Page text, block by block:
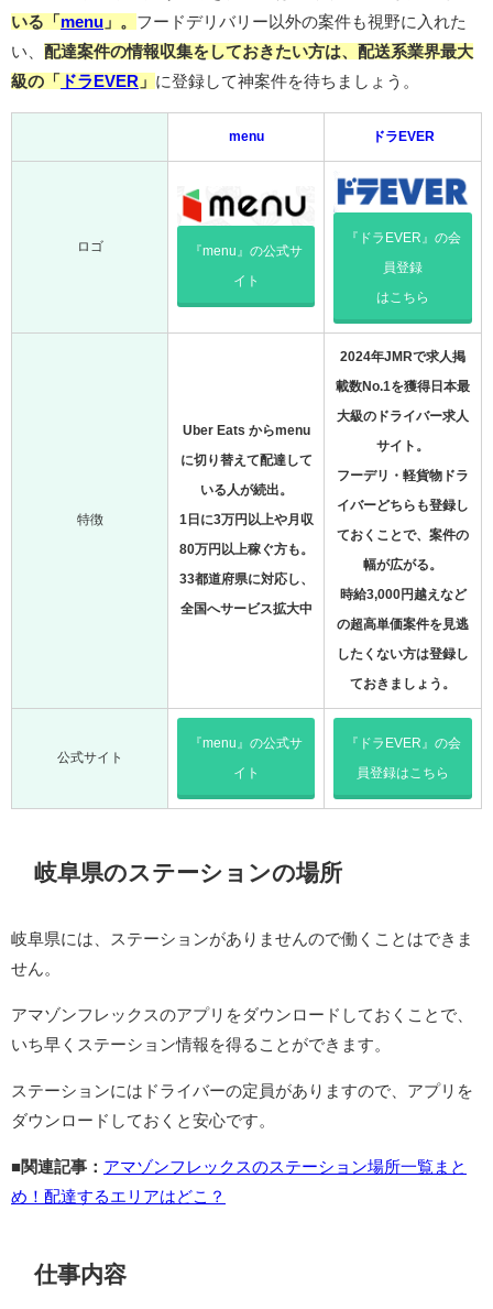
いる「 menu 」。 フードデリバリー以外の案件も視野に入れた
い、 配達案件の情報収集をしておきたい方は、配送系業界最大
級の「
ドラEVER 」 に登録して神案件を待ちましょう。
menu ドラEVER
ロゴ 『menu』の公式サ
イト
『ドラEVER』の会
員登録
はこちら
特徴
Uber Eats からmenu
に切り替えて配達して
いる人が続出。
1日に3万円以上や月収
80万円以上稼ぐ方も。
33都道府県に対応し、
全国へサービス拡大中
2024年JMRで求人掲
載数No.1を獲得日本最
大級のドライバー求人
サイト。
フーデリ・軽貨物ドラ
イバーどちらも登録し
ておくことで、案件の
幅が広がる。
時給3,000円越えなど
の超高単価案件を見逃
したくない方は登録し
ておきましょう。
公式サイト
『menu』の公式サ
イト
『ドラEVER』の会
員登録はこちら
岐阜県のステーションの場所
岐阜県には、ステーションがありませんので働くことはできま
せん。
アマゾンフレックスのアプリをダウンロードしておくことで、
いち早くステーション情報を得ることができます。
ステーションにはドライバーの定員がありますので、アプリを
ダウンロードしておくと安心です。
■関連記事： アマゾンフレックスのステーション場所一覧まと
め！配達するエリアはどこ？
仕事内容